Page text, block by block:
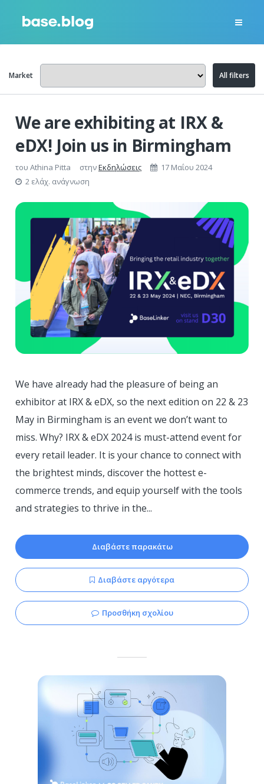
Market All filters
We are exhibiting at IRX &
eDX! Join us in Birmingham
του Athina Pitta στηνΕκδηλώσεις
17 Μαΐου 2024
2 ελάχ. ανάγνωση
We have already had the pleasure of being an
exhibitor at IRX & eDX, so the next edition on 22 & 23
May in Birmingham is an event we don’t want to
miss. Why? IRX & eDX 2024 is must-attend event for
every retail leader. It is your chance to connect with
the brightest minds, discover the hottest e-
commerce trends, and equip yourself with the tools
and strategies to thrive in the...
Διαβάστε παρακάτω
Διαβάστε αργότερα
Προσθήκη σχολίου